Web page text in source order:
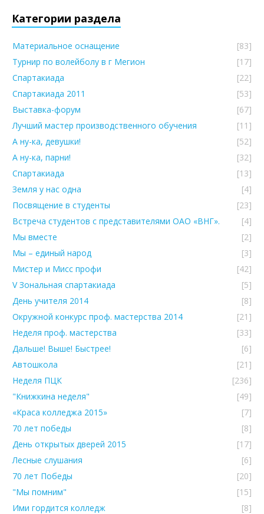
Категории раздела
Материальное оснащение
[83]
Турнир по волейболу в г Мегион
[17]
Спартакиада
[22]
Спартакиада 2011
[53]
Выставка-форум
[67]
Лучший мастер производственного обучения
[11]
А ну-ка, девушки!
[52]
А ну-ка, парни!
[32]
Спартакиада
[13]
Земля у нас одна
[4]
Посвящение в студенты
[23]
Встреча студентов с представителями ОАО «ВНГ».
[4]
Мы вместе
[2]
Мы – единый народ
[3]
Мистер и Мисс профи
[42]
V Зональная спартакиада
[5]
День учителя 2014
[8]
Окружной конкурс проф. мастерства 2014
[21]
Неделя проф. мастерства
[33]
Дальше! Выше! Быстрее!
[6]
Автошкола
[21]
Неделя ПЦК
[236]
"Книжкина неделя"
[49]
«Краса колледжа 2015»
[7]
70 лет победы
[8]
День открытых дверей 2015
[17]
Лесные слушания
[6]
70 лет Победы
[20]
"Мы помним"
[15]
Ими гордится колледж
[8]